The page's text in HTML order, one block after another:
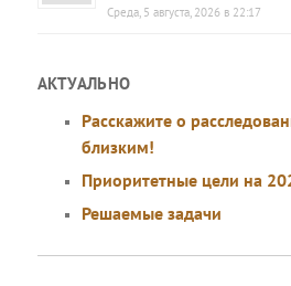
Среда, 5 августа, 2026 в 22:17
АКТУАЛЬНО
Расскажите о
близким!
Приоритетные цели на
Решаемые задачи